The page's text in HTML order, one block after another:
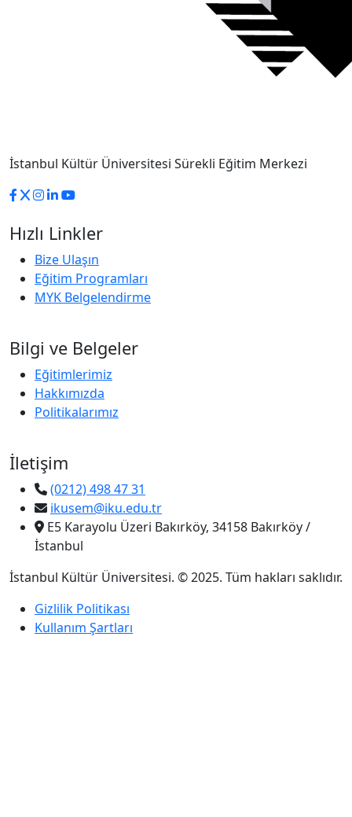
İstanbul Kültür Üniversitesi Sürekli Eğitim Merkezi
Hızlı Linkler
Bize Ulaşın
Eğitim Programları
MYK Belgelendirme
Bilgi ve Belgeler
Eğitimlerimiz
Hakkımızda
Politikalarımız
İletişim
(0212) 498 47 31
ikusem@iku.edu.tr
E5 Karayolu Üzeri Bakırköy, 34158 Bakırköy /
İstanbul
İstanbul Kültür Üniversitesi. © 2025. Tüm hakları saklıdır.
Gizlilik Politikası
Kullanım Şartları